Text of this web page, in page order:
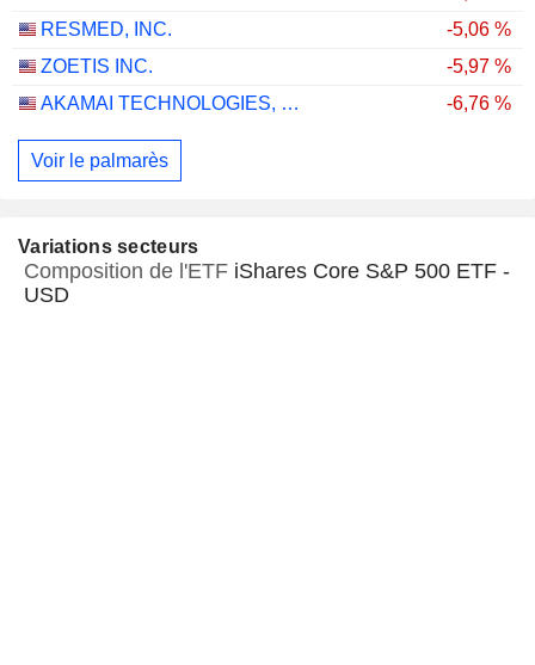
RESMED, INC.
-5,06 %
ZOETIS INC.
-5,97 %
AKAMAI TECHNOLOGIES, INC.
-6,76 %
Voir le palmarès
Variations secteurs
Composition de l'ETF iShares Core S&P 500 ETF -
USD